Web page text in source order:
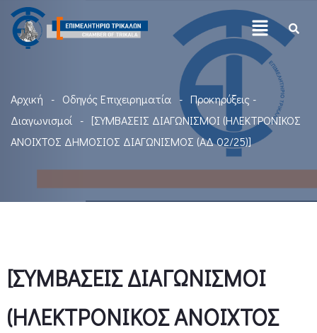
Αρχική Οδηγός Επιχειρηματία
Προκηρύξεις -
Διαγωνισμοί
[ΣΥΜΒΑΣΕΙΣ ΔΙΑΓΩΝΙΣΜΟΙ (ΗΛΕΚΤΡΟΝΙΚΟΣ
ΑΝΟΙΧΤΟΣ ΔΗΜΟΣΙΟΣ ΔΙΑΓΩΝΙΣΜΟΣ (ΑΔ 02/25)]
[ΣΥΜΒΑΣΕΙΣ ΔΙΑΓΩΝΙΣΜΟΙ
(ΗΛΕΚΤΡΟΝΙΚΟΣ ΑΝΟΙΧΤΟΣ